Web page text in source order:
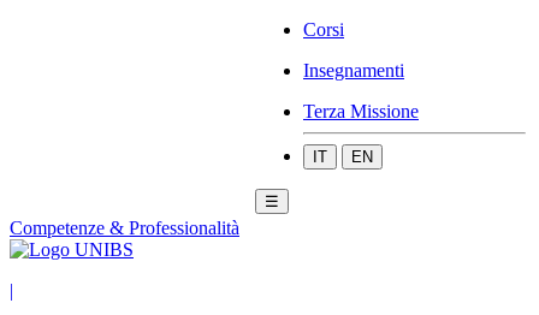
Corsi
Insegnamenti
Terza Missione
IT EN
☰
Competenze & Professionalità
|